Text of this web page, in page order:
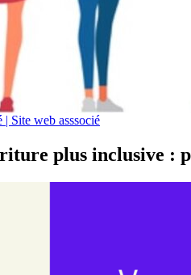
Site web asssocié
plus inclusive :